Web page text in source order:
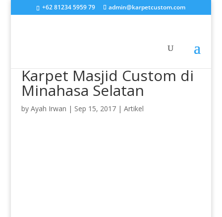
+62 81234 5959 79 admin@karpetcustom.com
Karpet Masjid Custom di
Minahasa Selatan
by Ayah Irwan | Sep 15, 2017| Artikel